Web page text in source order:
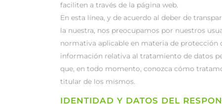
faciliten a través de la página web.
En esta línea, y de acuerdo al deber de
la nuestra, nos preocupamos por nuestros
normativa aplicable en materia de protección
información relativa al tratamiento de datos
que, en todo momento, conozca cómo
titular de los mismos.
IDENTIDAD Y DATOS DEL